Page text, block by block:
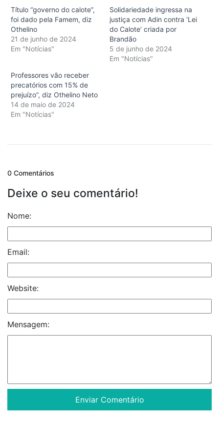
Título “governo do calote”,
foi dado pela Famem, diz
Othelino
21 de junho de 2024
Em "Notícias"
Solidariedade ingressa na
justiça com Adin contra ‘Lei
do Calote’ criada por
Brandão
5 de junho de 2024
Em "Notícias"
Professores vão receber
precatórios com 15% de
prejuízo”, diz Othelino Neto
14 de maio de 2024
Em "Notícias"
0 Comentários
Deixe o seu comentário!
Nome:
Email:
Website:
Mensagem: